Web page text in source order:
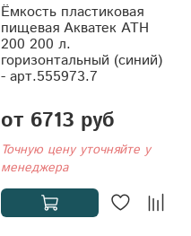
Ёмкость пластиковая
пищевая Акватек АТH
200 200 л.
горизонтальный (синий)
- арт.555973.7
от 6713 руб
Точную цену уточняйте у
менеджера